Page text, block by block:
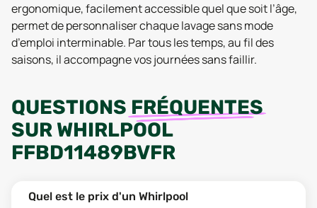
ergonomique, facilement accessible quel que soit l’âge,
permet de personnaliser chaque lavage sans mode
d’emploi interminable. Par tous les temps, au fil des
saisons, il accompagne vos journées sans faillir.
QUESTIONS FRÉQUENTES
SUR WHIRLPOOL
FFBD11489BVFR
Quel est le prix d'un Whirlpool